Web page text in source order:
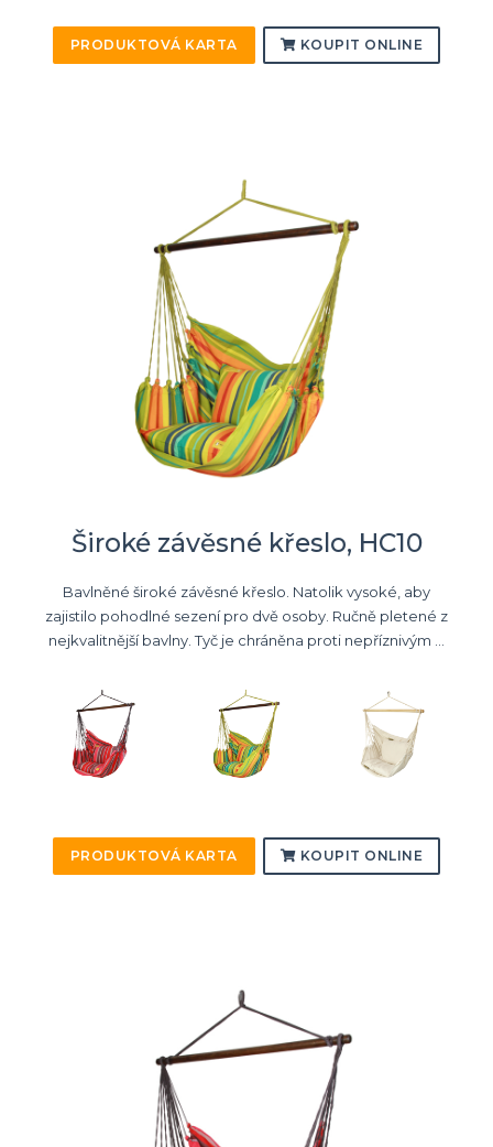
PRODUKTOVÁ KARTA KOUPIT ONLINE
Široké závěsné křeslo, HC10
Bavlněné široké závěsné křeslo. Natolik vysoké, aby
zajistilo pohodlné sezení pro dvě osoby. Ručně pletené z
nejkvalitnější bavlny. Tyč je chráněna proti nepříznivým ...
PRODUKTOVÁ KARTA KOUPIT ONLINE